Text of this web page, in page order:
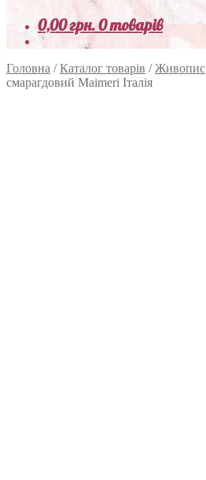
0,00грн.0 товарів
Головна /Каталог товарів /Живопис
смарагдовий Maimeri Італія